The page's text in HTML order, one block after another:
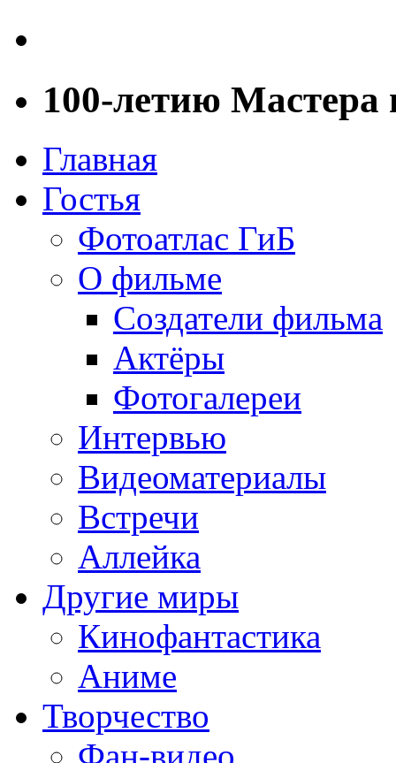
100-летию
Главная
Гостья
Фотоатлас ГиБ
О фильме
Создатели фильма
Актёры
Фотогалереи
Интервью
Видеоматериалы
Встречи
Аллейка
Другие миры
Кинофантастика
Аниме
Творчество
Фан-видео